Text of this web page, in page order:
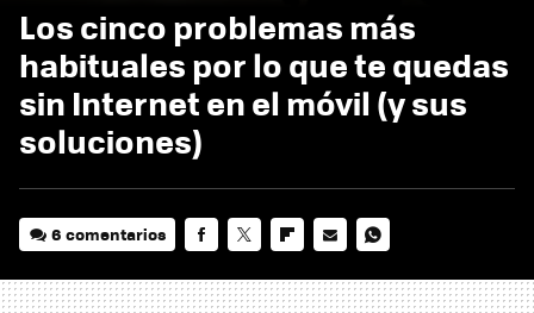
Los cinco problemas más
habituales por lo que te quedas
sin Internet en el móvil (y sus
soluciones)
6 comentarios
MAIL